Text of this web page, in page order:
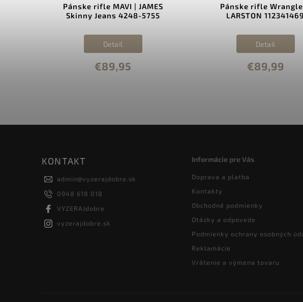
Pánske rifle MAVI | JAMES
Skinny Jeans 4248-5755
€89,95
Detail
Pánske rifle
LARSTON 112341469
€89,99
Detail
KONTAKT
admin@vyzerajdobre.sk
0948 618 018
VYZERAJdobre
vyzerajdobre.sk
Informácie pre Vás
Doprava a platba
Kontakty
Obchodné podmienky
Otázky a odpovede
Podmienky ochrany osobných
Reklamácie
Vrátenie a výmena tovaru